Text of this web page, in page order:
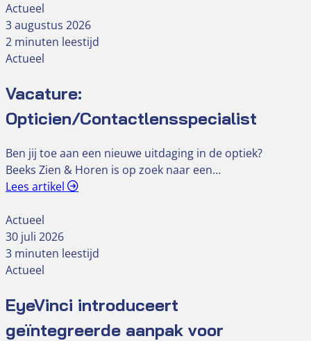
Actueel
3 augustus 2026
2 minuten leestijd
Actueel
Vacature:
Opticien/Contactlensspecialist
Ben jij toe aan een nieuwe uitdaging in de optiek?
Beeks Zien & Horen is op zoek naar een…
Lees artikel
Actueel
30 juli 2026
3 minuten leestijd
Actueel
EyeVinci introduceert
geïntegreerde aanpak voor